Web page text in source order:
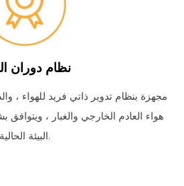
نظام دوران
مجهزة بنظام تدوير ذاتي فريد للهواء ،
هواء العادم الخارجي والغبار ،
البيئة الحالية.